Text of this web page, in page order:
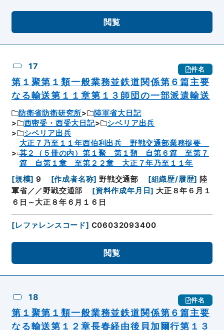
閲覧
17 件名
第１聚第１類一般業務並鉄道関係第６篇主要
なる輸送第１１章第１３師団の一部派遣輸送
防衛省防衛研究所
陸軍省大日記
西密受・西受大日記
シベリア出兵
シベリア出兵
大正７乃至１１年西伯利出兵 野戦交通部業務提要
其２（５冊の内）第１聚 第１類 自第６篇 至第７
篇 自第１章 至第２２章 大正７年乃至１１年
[規模] 9 [作成者名称] 野戦交通部 [組織歴/履歴] 陸
軍省／／野戦交通部
[資料作成年月日] 大正８年６月１
６日～大正８年６月１６日
[レファレンスコード] C06032093400
閲覧
18 件名
第１聚第１類一般業務並鉄道関係第６篇主要
なる輸送第１２章長春経由後貝加爾行第１３